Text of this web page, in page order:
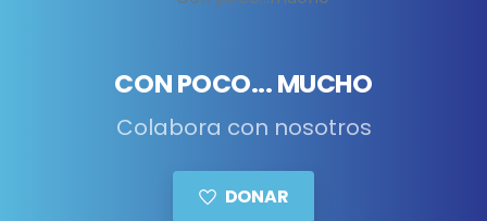
CON POCO... MUCHO
Colabora con nosotros
DONAR